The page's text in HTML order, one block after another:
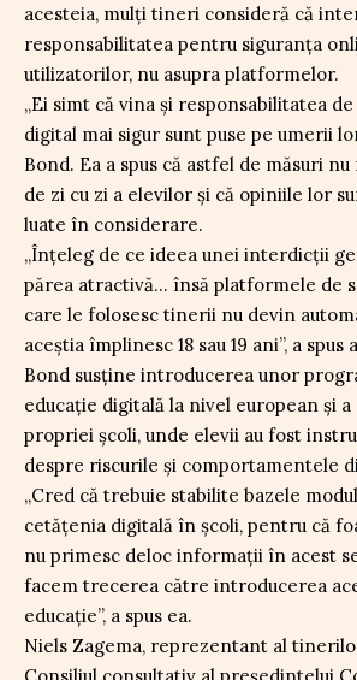
acesteia, mulți tineri consideră că
responsabilitatea pentru siguranța
utilizatorilor, nu asupra platformelor.
„Ei simt că vina și responsabilitatea
digital mai sigur sunt puse pe umerii
Bond. Ea a spus că astfel de măsuri
de zi cu zi a elevilor și că opiniile lor
luate în considerare.
„Înțeleg de ce ideea unei interdicții
părea atractivă… însă platformele de
care le folosesc tinerii nu devin
aceștia împlinesc 18 sau 19 ani”, a spus
Bond susține introducerea unor
educație digitală la nivel european și
propriei școli, unde elevii au fost
despre riscurile și comportamentele
„Cred că trebuie stabilite bazele
cetățenia digitală în școli, pentru că
nu primesc deloc informații în acest
facem trecerea către introducerea
educație”, a spus ea.
Niels Zagema, reprezentant al